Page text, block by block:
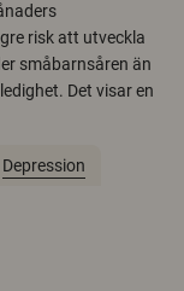
risk att utveckla
småbarnsåren än
Det visar en
Depression